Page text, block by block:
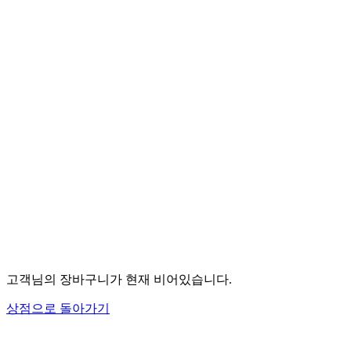
고객님의 장바구니가 현재 비어있습니다.
상점으로 돌아가기